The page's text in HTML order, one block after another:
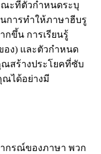
ะที่ตัวกําหนดระบุ
การทําให้ภาษาฮีบรู
ขึ้น การเรียนรู้
อง) และตัวกําหนด
สร้างประโยคที่ซับ
ได้อย่างมี
กรณ์ของภาษา พวก